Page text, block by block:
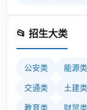
📂 招生大类
公安类 能源类
交通类 土建类
教育类 财贸类